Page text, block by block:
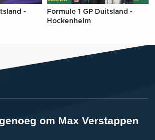
-
Formule 1 GP Duitsland -
Hockenheim
om Max Verstappen